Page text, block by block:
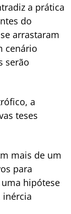
a prática
do
arrastaram
cenário
serão
a
teses
mais de um
para
hipótese
inércia